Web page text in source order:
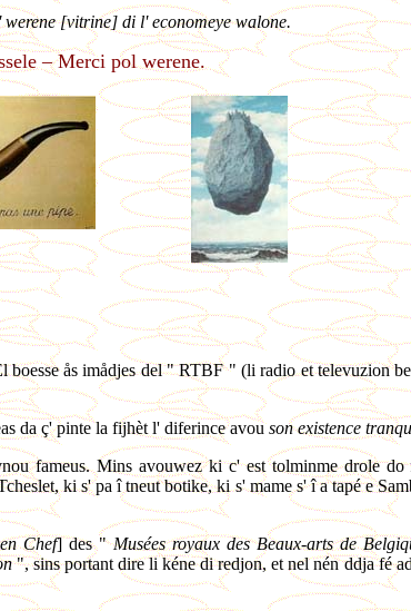
werene [vitrine] di l' economeye walone.
– Merci pol werene.
ås imådjes del " RTBF " (li radio et televuzion
da ç' pinte la fijhèt l' diferince avouson existence
fameus. Mins avouwez ki c' est tolminme drole
ki s' pa î tneut botike, ki s' mame s' î a tapé e
Chef] des "Musées royaux des Beaux-arts de
", sins portant dire li kéne di redjon, et nel nén ddja fé